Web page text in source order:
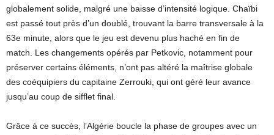
globalement solide, malgré une baisse d’intensité logique. Chaïbi
est passé tout près d’un doublé, trouvant la barre transversale à la
63e minute, alors que le jeu est devenu plus haché en fin de
match. Les changements opérés par Petkovic, notamment pour
préserver certains éléments, n’ont pas altéré la maîtrise globale
des coéquipiers du capitaine Zerrouki, qui ont géré leur avance
jusqu’au coup de sifflet final.
Grâce à ce succès, l’Algérie boucle la phase de groupes avec un